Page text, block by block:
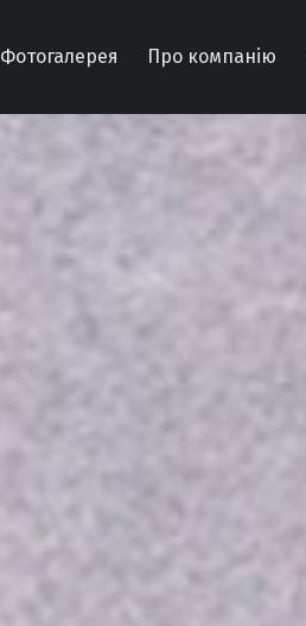
Фотогалерея Про компанію